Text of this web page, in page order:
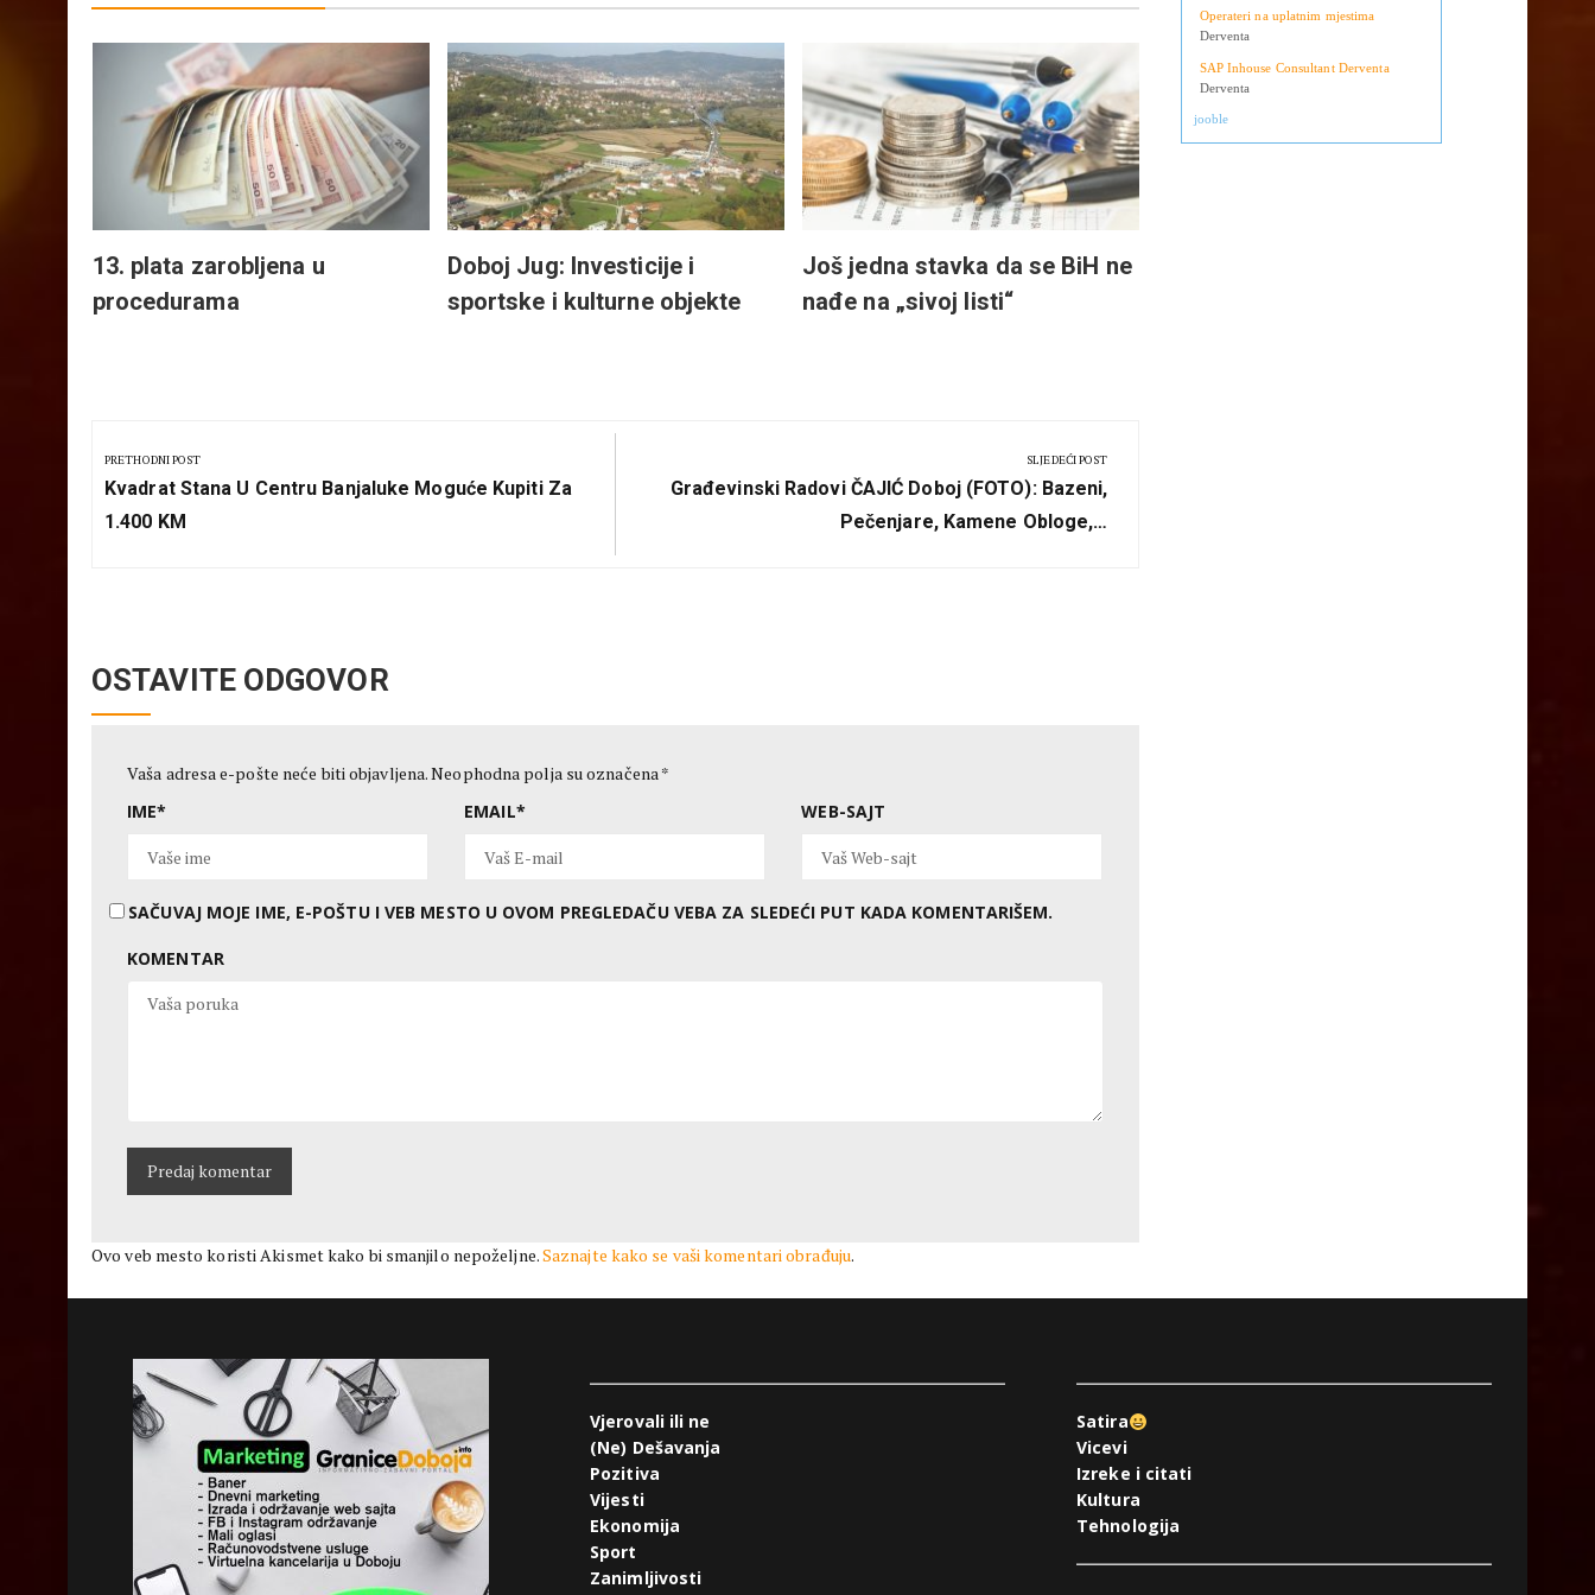
13. plata zarobljena u
procedurama
Doboj Jug: Investicije i
sportske i kulturne objekte
Još jedna stavka da se BiH ne
nađe na „sivoj listi“
(Video) Republika Srpska: Do
juna zakonska rješenja za 13.
neoporezivu platu
članka
PRETHODNI POST
Previous
Post:
Kvadrat Stana U Centru Banjaluke Moguće Kupiti Za
1.400 KM
SLJEDEĆI POST
Next
Građevinski Radovi ČAJIĆ Doboj (FOTO): Bazeni,
Pečenjare, Kamene Obloge,…
OSTAVITE ODGOVOR
Vaša adresa e-pošte neće biti objavljena.Neophodna polja su označena*
IME* EMAIL* WEB-SAJT
SAČUVAJ MOJE IME, E-POŠTU I VEB MESTO U OVOM PREGLEDAČU VEBA ZA SLEDEĆI PUT KADA KOMENTARIŠEM.
KOMENTAR
Ovo veb mesto koristi Akismet kako bi smanjilo nepoželjne.Saznajte kako se vaši komentari obrađuju.
Operateri na uplatnim mjestima
Derventa
SAP Inhouse Consultant Derventa
Derventa
jooble
Vjerovali ili ne
(Ne) Dešavanja
Pozitiva
Vijesti
Ekonomija
Sport
Zanimljivosti
Satira
Vicevi
Izreke i citati
Kultura
Tehnologija